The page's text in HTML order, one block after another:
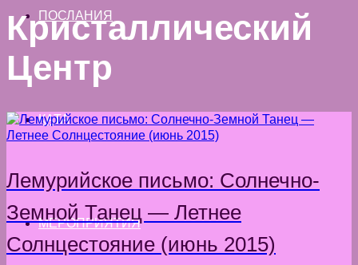
ПОСЛАНИЯ
КАТА
МЕРОПРИЯТИЯ
Кристаллический
Центр
Лемурийское письмо: Солнечно-
Земной Танец — Летнее
Солнцестояние (июнь 2015)